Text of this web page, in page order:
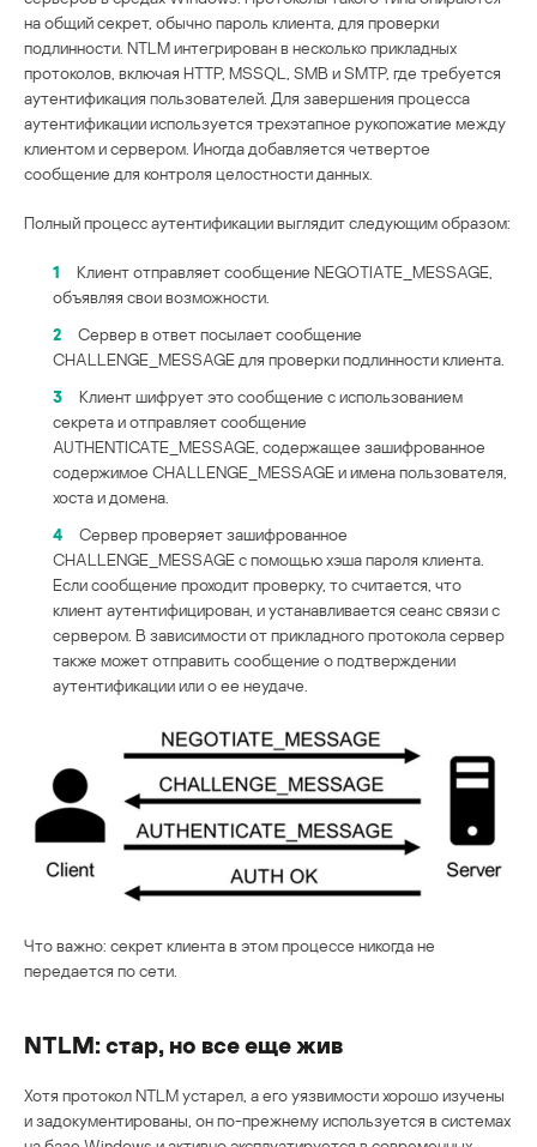
на общий секрет, обычно пароль клиента, для проверки
подлинности. NTLM интегрирован в несколько прикладных
протоколов, включая HTTP, MSSQL, SMB и SMTP, где требуется
аутентификация пользователей. Для завершения процесса
аутентификации используется трехэтапное рукопожатие между
клиентом и сервером. Иногда добавляется четвертое
сообщение для контроля целостности данных.
Полный процесс аутентификации выглядит следующим образом:
1
Клиент отправляет сообщение NEGOTIATE_MESSAGE,
объявляя свои возможности.
2
Сервер в ответ посылает сообщение
CHALLENGE_MESSAGE для проверки подлинности клиента.
3
Клиент шифрует это сообщение с использованием
секрета и отправляет сообщение
AUTHENTICATE_MESSAGE, содержащее зашифрованное
содержимое CHALLENGE_MESSAGE и имена пользователя,
хоста и домена.
4
Сервер проверяет зашифрованное
CHALLENGE_MESSAGE с помощью хэша пароля клиента.
Если сообщение проходит проверку, то считается, что
клиент аутентифицирован, и устанавливается сеанс связи с
сервером. В зависимости от прикладного протокола сервер
также может отправить сообщение о подтверждении
аутентификации или о ее неудаче.
Что важно: секрет клиента в этом процессе никогда не
передается по сети.
NTLM: стар, но все еще жив
Хотя протокол NTLM устарел, а его уязвимости хорошо изучены
и задокументированы, он по-прежнему используется в системах